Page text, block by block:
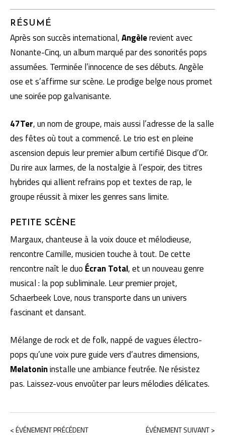
RÉSUMÉ
Après son succès international,Angèlerevient avec
Nonante-Cinq, un album marqué par des sonorités pops
assumées. Terminée l’innocence de ses débuts. Angèle
ose et s’affirme sur scène. Le prodige belge nous promet
une soirée pop galvanisante.
47Ter, un nom de groupe, mais aussi l’adresse de la salle
des fêtes où tout a commencé. Le trio est en pleine
ascension depuis leur premier album certifié Disque d’Or.
Du rire aux larmes, de la nostalgie à l’espoir, des titres
hybrides qui allient refrains pop et textes de rap, le
groupe réussit à mixer les genres sans limite.
PETITE SCÈNE
Margaux, chanteuse à la voix douce et mélodieuse,
rencontre Camille, musicien touche à tout. De cette
rencontre naît le duo Écran Total, et un nouveau genre
musical : la pop subliminale. Leur premier projet,
Schaerbeek Love, nous transporte dans un univers
fascinant et dansant.
Mélange de rock et de folk, nappé de vagues électro-
pops qu’une voix pure guide vers d’autres dimensions,
Melatonininstalle une ambiance feutrée. Ne résistez
pas. Laissez-vous envoûter par leurs mélodies délicates.
< ÉVÉNEMENT PRÉCÉDENT ÉVÉNEMENT SUIVANT >